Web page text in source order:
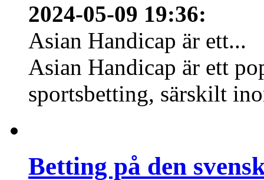
2024-05-09 19:36:
Asian Handicap är ett...
Asian Handicap är ett
sportsbetting, särskilt
Betting på den